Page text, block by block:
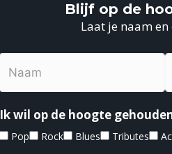
Blijf op de
Laat je naam
Ik wil op de hoogte
Pop Rock Blues Tributes